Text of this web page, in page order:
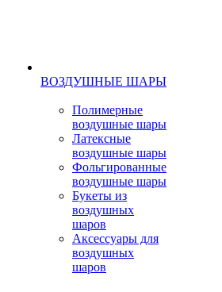
ВОЗДУШНЫЕ ШАРЫ
Полимерные
воздушные шары
Латексные
воздушные шары
Фольгированные
воздушные шары
Букеты из
воздушных
шаров
Аксессуары для
воздушных
шаров